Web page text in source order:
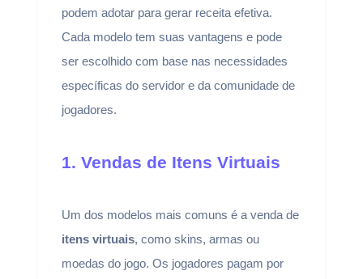
podem adotar para gerar receita efetiva.
Cada modelo tem suas vantagens e pode
ser escolhido com base nas necessidades
específicas do servidor e da comunidade de
jogadores.
1. Vendas de Itens Virtuais
Um dos modelos mais comuns é a venda de
itens virtuais, como skins, armas ou
moedas do jogo. Os jogadores pagam por